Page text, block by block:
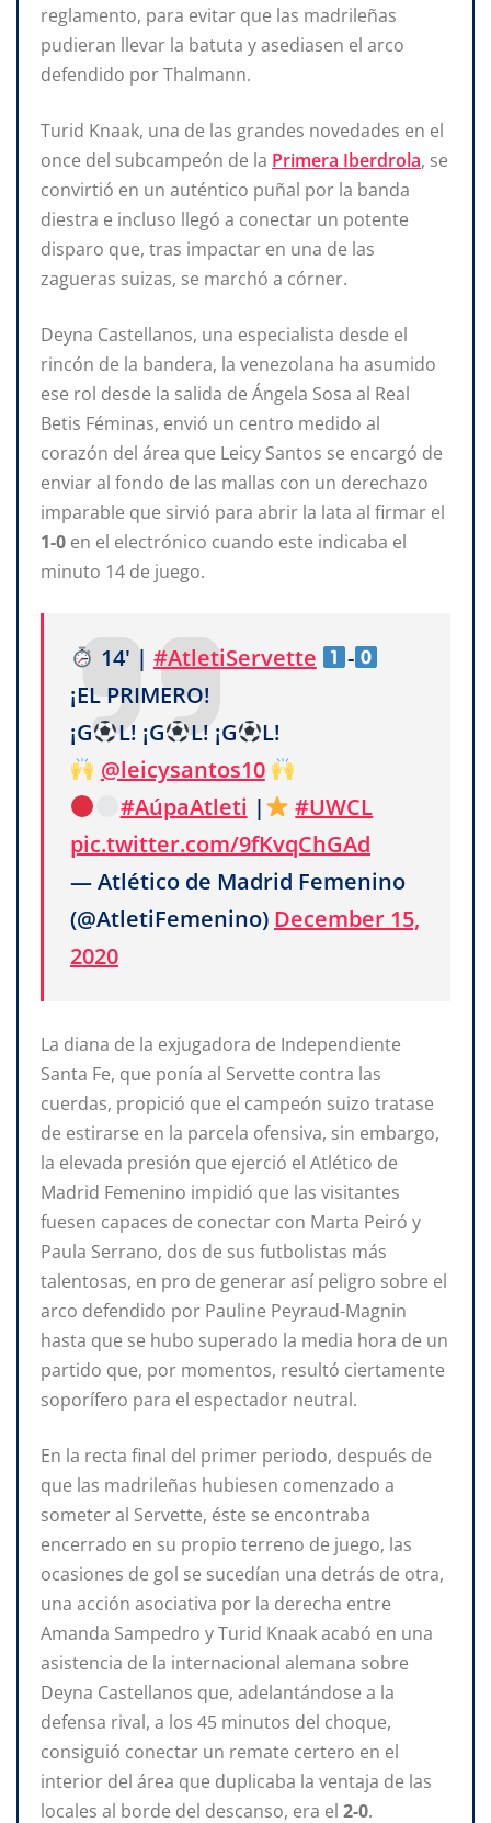
reglamento, para evitar que las madrileñas
pudieran llevar la batuta y asediasen el arco
defendido por Thalmann.
Turid Knaak, una de las grandes novedades en el
once del subcampeón de la Primera Iberdrola, se
convirtió en un auténtico puñal por la banda
diestra e incluso llegó a conectar un potente
disparo que, tras impactar en una de las
zagueras suizas, se marchó a córner.
Deyna Castellanos, una especialista desde el
rincón de la bandera, la venezolana ha asumido
ese rol desde la salida de Ángela Sosa al Real
Betis Féminas, envió un centro medido al
corazón del área que Leicy Santos se encargó de
enviar al fondo de las mallas con un derechazo
imparable que sirvió para abrir la lata al firmar el
1-0 en el electrónico cuando este indicaba el
minuto 14 de juego.
14' | #AtletiServette
-
¡EL PRIMERO!
¡G
L! ¡G L! ¡G
L!
@leicysantos10
#AúpaAtleti |
#UWCL
pic.twitter.com/9fKvqChGAd
— Atlético de Madrid Femenino
(@AtletiFemenino) December 15,
2020
La diana de la exjugadora de Independiente
Santa Fe, que ponía al Servette contra las
cuerdas, propició que el campeón suizo tratase
de estirarse en la parcela ofensiva, sin embargo,
la elevada presión que ejerció el Atlético de
Madrid Femenino impidió que las visitantes
fuesen capaces de conectar con Marta Peiró y
Paula Serrano, dos de sus futbolistas más
talentosas, en pro de generar así peligro sobre el
arco defendido por Pauline Peyraud-Magnin
hasta que se hubo superado la media hora de un
partido que, por momentos, resultó ciertamente
soporífero para el espectador neutral.
En la recta final del primer periodo, después de
que las madrileñas hubiesen comenzado a
someter al Servette, éste se encontraba
encerrado en su propio terreno de juego, las
ocasiones de gol se sucedían una detrás de otra,
una acción asociativa por la derecha entre
Amanda Sampedro y Turid Knaak acabó en una
asistencia de la internacional alemana sobre
Deyna Castellanos que, adelantándose a la
defensa rival, a los 45 minutos del choque,
consiguió conectar un remate certero en el
interior del área que duplicaba la ventaja de las
locales al borde del descanso, era el 2-0.